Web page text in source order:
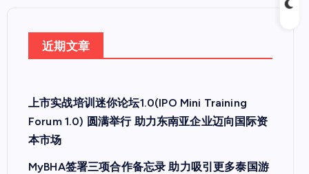
近期文章
上市实战培训迷你论坛1.0(IPO Mini Training
Forum 1.0) 圆满举行 助力东南亚企业迈向国际资
本市场
MyBHA签署三项合作备忘录 助力吸引更多泰国游